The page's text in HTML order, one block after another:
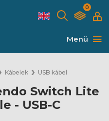
0
Menü
Kábelek USB kábel
Switch Lite
- USB-C